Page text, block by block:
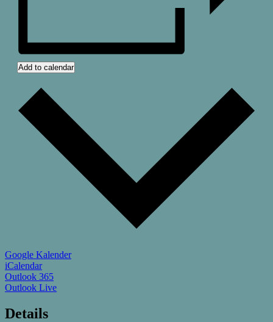
Add to calendar
Google Kalender
iCalendar
Outlook 365
Outlook Live
Details